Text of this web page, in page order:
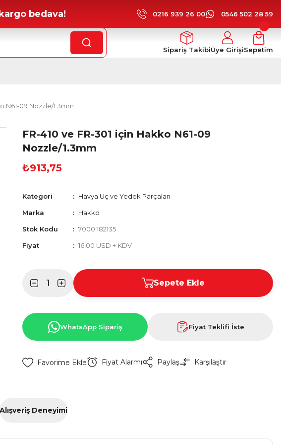
bedava! 0216 939 26 00 0546 502 28 59
Sipariş TakibiÜye GirişiSepetim
N61-09 Nozzle/1.3mm
FR-410 ve FR-301 için Hakko N61-09
Nozzle/1.3mm
₺913,75
Kategori Havya Uç ve Yedek Parçaları
Marka Hakko
Stok Kodu 7000.182135
Fiyat 16,00 USD + KDV
Sepete Ekle
WhatsApp Sipariş Fiyat Teklifi İste
Fiyat Alarmı Paylaş Karşılaştır
Alışveriş Deneyimi